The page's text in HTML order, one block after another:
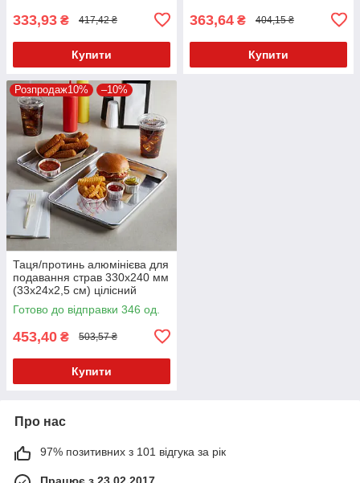
333,93 ₴ 417,42 ₴
Купити
363,64 ₴ 404,15 ₴
Купити
Розпродаж10% –10%
Таця/протинь алюмінієва для
подавання страв 330х240 мм
(33х24х2,5 см) цілісний
Готово до відправки 346 од.
453,40 ₴ 503,57 ₴
Купити
Про нас
97% позитивних з 101 відгука за рік